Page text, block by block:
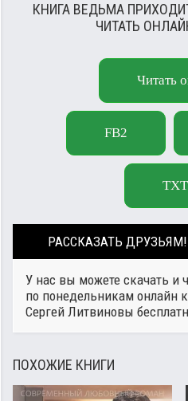
КНИГА ВЕДЬМА
ЧИТАТЬ
Читать
FB2
TXT
РАССКАЗАТЬ ДРУЗЬЯМ!
У нас вы можете скачать и
по понедельникам онлайн
Сергей Литвиновы
ПОХОЖИЕ КНИГИ